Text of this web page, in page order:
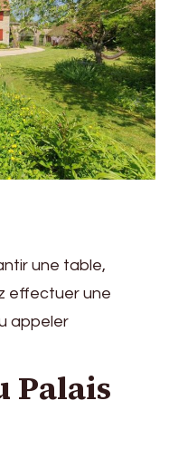
une table,
effectuer une
appeler
Palais